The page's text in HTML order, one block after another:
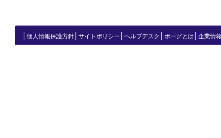
個人情報保護方針 サイトポリシー ヘルプデスク ボーグとは 企業情